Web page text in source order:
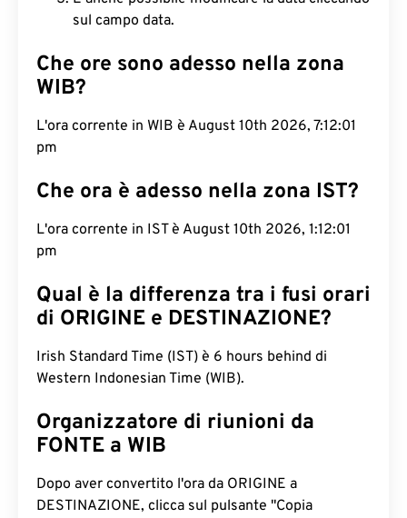
sul campo data.
Che ore sono adesso nella zona
WIB?
L'ora corrente in WIB è August 10th 2026, 7:12:02
pm
Che ora è adesso nella zona IST?
L'ora corrente in IST è August 10th 2026, 1:12:02
pm
Qual è la differenza tra i fusi orari
di ORIGINE e DESTINAZIONE?
Irish Standard Time (IST) è 6 hours behind di
Western Indonesian Time (WIB).
Organizzatore di riunioni da
FONTE a WIB
Dopo aver convertito l'ora da ORIGINE a
DESTINAZIONE, clicca sul pulsante "Copia